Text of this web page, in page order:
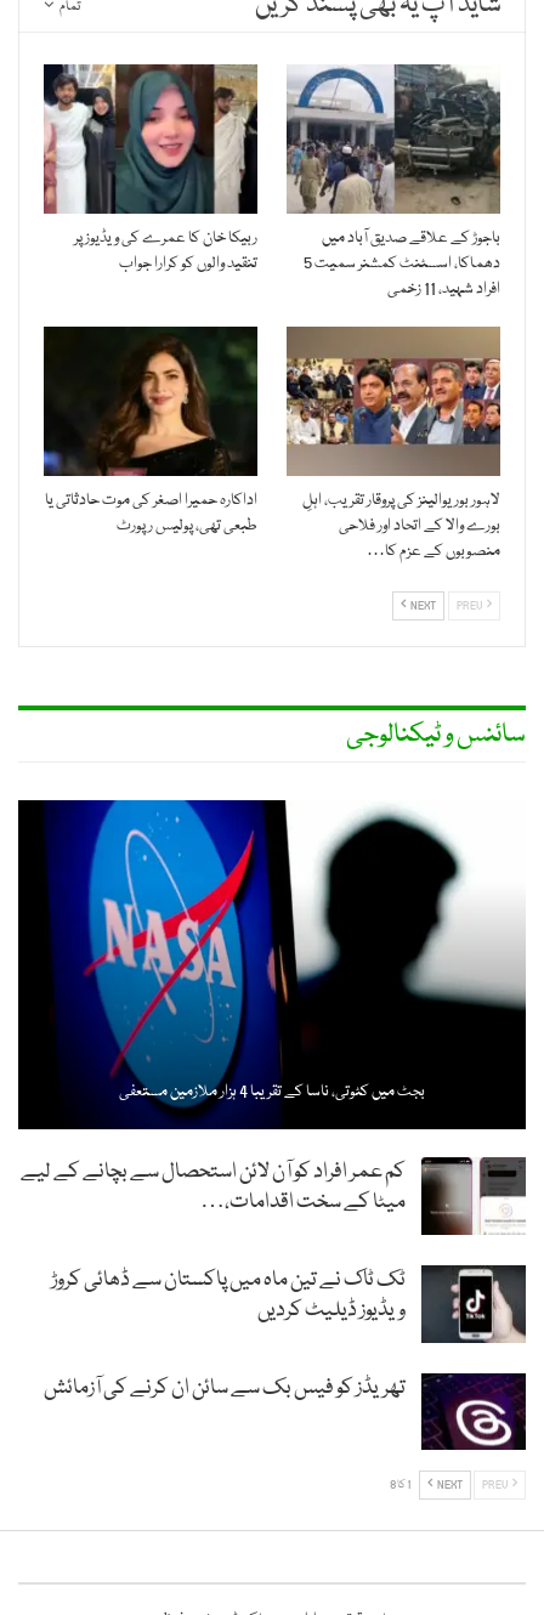
تمام
باجوڑ کے علاقے صدیق آباد میں
دھماکا، اسسٹنٹ کمشنر سمیت 5
افراد شہید، 11 زخمی
ربیکا خان کا عمرے کی ویڈیوز پر
تنقید والوں کو کرارا جواب
لاہور بوریوالینز کی پروقار تقریب، اہلِ
بورے والا کے اتحاد اور فلاحی
منصوبوں کے عزم کا…
اداکارہ حمیرا اصغر کی موت حادثاتی یا
طبعی تھی، پولیس رپورٹ
NEXT
سائنس و ٹیکنالوجی
بجٹ میں کٹوتی، ناسا کے تقریبا 4 ہزار ملازمین مستعفی
کم عمر افراد کو آن لائن استحصال سے بچانے کے لیے
میٹا کے سخت اقدامات،…
ٹک ٹاک نے تین ماہ میں پاکستان سے ڈھائی کروڑ
ویڈیوز ڈیلیٹ کردیں
تھریڈز کو فیس بک سے سائن ان کرنے کی آزمائش
NEXT 1 کا 8